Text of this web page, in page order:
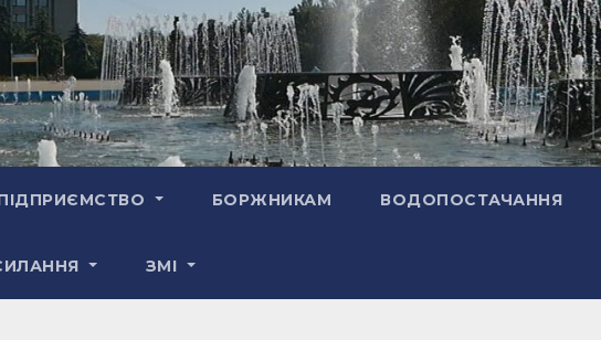
БОРЖНИКАМ ВОДОПОСТАЧАННЯ
ЗМІ